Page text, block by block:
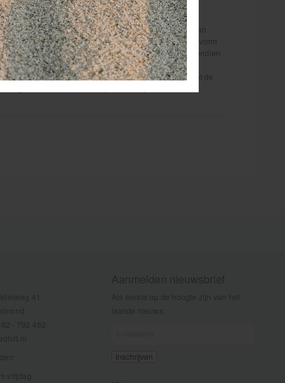
is de TheraBand XTrainer handtrainer gemaakt van
Deze handtrainer blijft ook bij intensief gebruik zijn vorm
veilige en consistente training te waarborgen. Bovendien
het veilig te gebruiken is voor patiënten met een
merken snel voor scheuren en barsten zorgen, met de